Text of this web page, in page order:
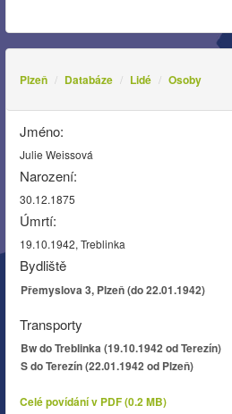
Plzeň Databáze Lidé Osoby
Jméno:
Julie Weissová
Narození:
30.12.1875
Úmrtí:
19.10.1942, Treblinka
Bydliště
Přemyslova 3, Plzeň (do 22.01.1942)
Transporty
Bw do Treblinka (19.10.1942 od Terezín)
S do Terezín (22.01.1942 od Plzeň)
Celé povídání v PDF (0.2 MB)